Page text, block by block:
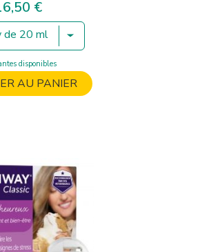
Prix €
de 20 ml
disponibles
AU PANIER